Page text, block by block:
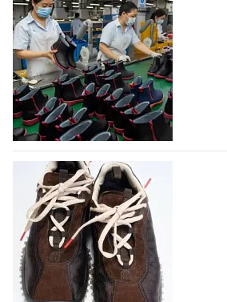
условия продвижения
дизайнерских марок
Российский маркетплейс Lamoda
раздел для продажи продукции
дизайнерских марок одежды,
Бренды также получат
06.08.2026 219
Объем мирового
2025 году практически не
В 2025 году мировое
практически не изменилось,
незначительный рост на 0,1% до
данные опубликованы в